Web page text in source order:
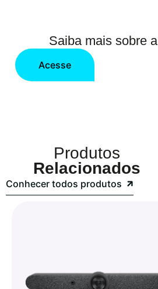
Saiba mais sobre a
Acesse
Produtos
Relacionados
Conhecer todos produtos